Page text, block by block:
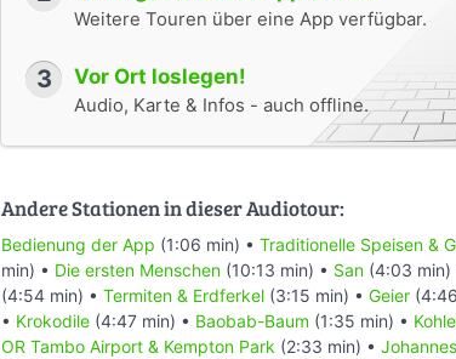
Weitere Touren über eine App verfügbar.
3 Vor Ort loslegen!
Audio, Karte & Infos - auch offline.
Andere Stationen in dieser Audiotour:
Bedienung der App (1:06 min) • Traditionelle Speisen &
min) • Die ersten Menschen (10:13 min) • San (4:03 min)
(4:54 min) • Termiten & Erdferkel (3:15 min) • Geier
• Krokodile (4:47 min) • Baobab-Baum (1:35 min) •
OR Tambo Airport & Kempton Park (2:33 min) •